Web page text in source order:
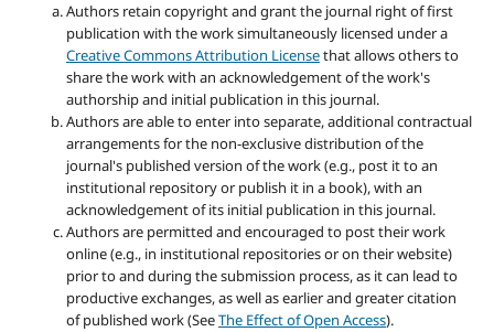
Authors retain copyright and grant the journal right of first
publication with the work simultaneously licensed under a
Creative Commons Attribution Licensethat allows others to
share the work with an acknowledgement of the work's
authorship and initial publication in this journal.
Authors are able to enter into separate, additional contractual
arrangements for the non-exclusive distribution of the
journal's published version of the work (e.g., post it to an
institutional repository or publish it in a book), with an
acknowledgement of its initial publication in this journal.
Authors are permitted and encouraged to post their work
online (e.g., in institutional repositories or on their website)
prior to and during the submission process, as it can lead to
productive exchanges, as well as earlier and greater citation
of published work (SeeThe Effect of Open Access).